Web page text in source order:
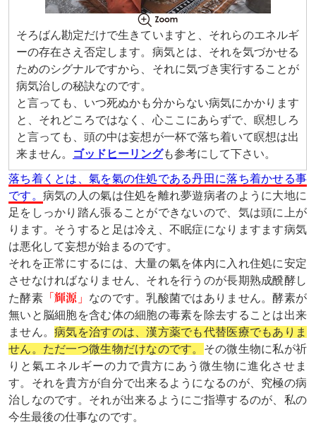
そろばん勘定だけで生きていますと、それらのエネルギ
ーの存在さえ否定します。病気とは、それを気づかせる
ためのシグナルですから、それに気づき実行することが
病気治しの秘訣なのです。
と言っても、いつ死ぬかも分からない病気にかかります
と、それどころではなく、心ここにあらずで、瞑想しろ
と言っても、頭の中は妄想が一杯で落ち着いて瞑想は出
来ません。
ゴッドヒーリングも参考にして下さい。
落ち着くとは、氣を氣の住処である丹田に落ち着かせる事
です。 病気の人の氣は住処を離れ夢遊病者のように大地に
足をしっかり踏ん張ることができないので、気は頭に上が
ります。そうすると足は冷え、不眠症になりますます病気
は悪化して妄想が始まるのです。
それを正常にするには、大量の氣を体内に入れ住処に安定
させなければなりません、それを行うのが長期熟成醗酵し
た酵素「輝源」 なのです。乳酸菌ではありません。酵素が
無いと脳細胞を含む体の細胞の毒素を除去することは出来
ません。病気を治すのは、漢方薬でも代替医療でもありま
せん。ただ一つ微生物だけなのです。 その微生物に私が祈
りと氣エネルギーの力で貴方にあう微生物に進化させま
す。それを貴方が自分で出来るようになるのが、究極の病
治しなのです。それが出来るようにご指導するのが、私の
今生最後の仕事なのです。